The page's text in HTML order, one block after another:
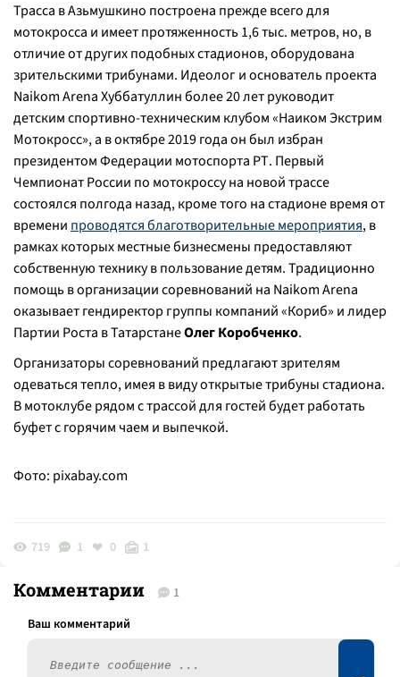
Трасса в Азьмушкино построена прежде всего для
мотокросса и имеет протяженность 1,6 тыс. метров, но, в
отличие от других подобных стадионов, оборудована
зрительскими трибунами. Идеолог и основатель проекта
Naikom Arena Хуббатуллин более 20 лет руководит
детским спортивно-техническим клубом «Наиком Экстрим
Мотокросс», а в октябре 2019 года он был избран
президентом Федерации мотоспорта РТ. Первый
Чемпионат России по мотокроссу на новой трассе
состоялся полгода назад, кроме того на стадионе время от
времени проводятся благотворительные мероприятия, в
рамках которых местные бизнесмены предоставляют
собственную технику в пользование детям. Традиционно
помощь в организации соревнований на Naikom Arena
оказывает гендиректор группы компаний «Кориб» и лидер
Партии Роста в ТатарстанеОлег Коробченко.
Организаторы соревнований предлагают зрителям
одеваться тепло, имея в виду открытые трибуны стадиона.
В мотоклубе рядом с трассой для гостей будет работать
буфет с горячим чаем и выпечкой.
Фото: pixabay.com
719 1 0 1
Комментарии 1